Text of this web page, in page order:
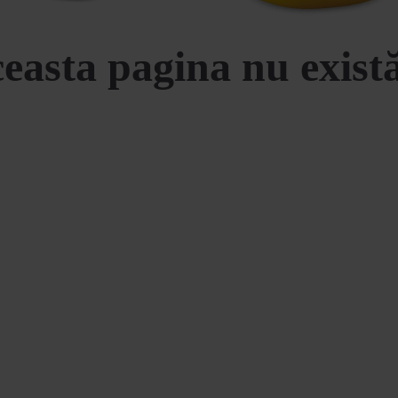
pagina nu